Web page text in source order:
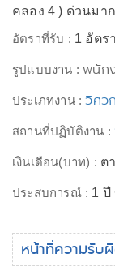
คลอง 4 ) ด่วนมาก
อัตราที่รับ : 1 อัตรา
รูปแบบงาน :พนัก
ประเภทงาน :วิศว
สถานที่ปฏิบัติงาน :
เงินเดือน(บาท) : ต
ประสบการณ์ : 1 ปี
หน้าที่ความรับ